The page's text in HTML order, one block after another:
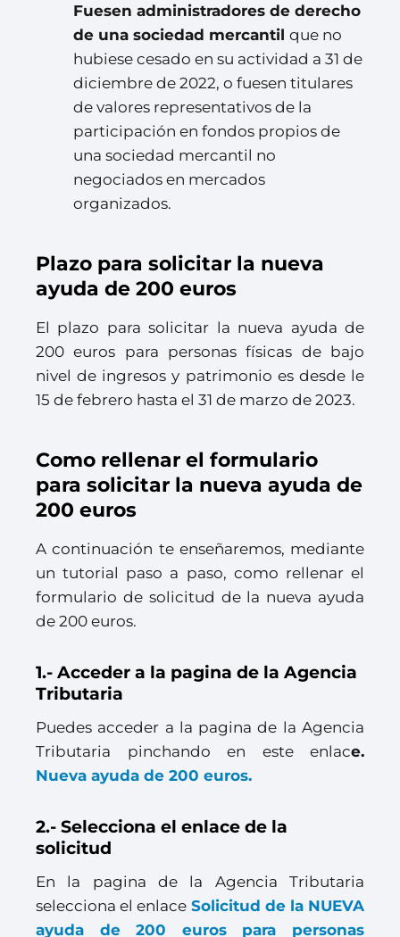
Fuesen administradores de derecho
de una sociedad mercantil que no
hubiese cesado en su actividad a 31 de
diciembre de 2022, o fuesen titulares
de valores representativos de la
participación en fondos propios de
una sociedad mercantil no
negociados en mercados
organizados.
Plazo para solicitar la nueva
ayuda de 200 euros
El plazo para solicitar la nueva ayuda de
200 euros para personas físicas de bajo
nivel de ingresos y patrimonio es desde le
15 de febrero hasta el 31 de marzo de 2023.
Como rellenar el formulario
para solicitar la nueva ayuda de
200 euros
A continuación te enseñaremos, mediante
un tutorial paso a paso, como rellenar el
formulario de solicitud de la nueva ayuda
de 200 euros.
1.- Acceder a la pagina de la Agencia
Tributaria
Puedes acceder a la pagina de la Agencia
Tributaria pinchando en este enlace.
Nueva ayuda de 200 euros.
2.- Selecciona el enlace de la
solicitud
En la pagina de la Agencia Tributaria
selecciona el enlace Solicitud de la NUEVA
ayuda de 200 euros para personas